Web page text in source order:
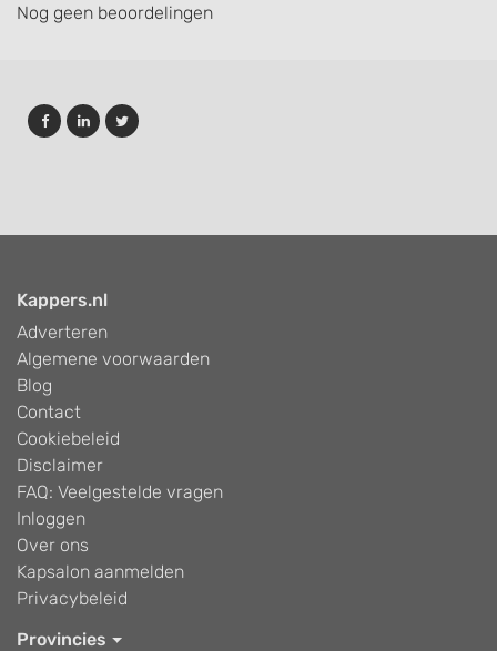
Nog geen beoordelingen
Kappers.nl
Adverteren
Algemene voorwaarden
Blog
Contact
Cookiebeleid
Disclaimer
FAQ: Veelgestelde vragen
Inloggen
Over ons
Kapsalon aanmelden
Privacybeleid
Provincies